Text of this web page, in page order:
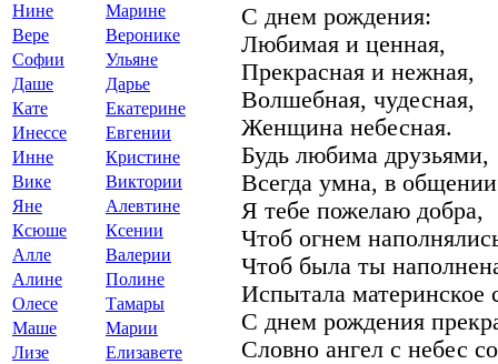
Нине
Марине
Вере
Веронике
Софии
Ульяне
Даше
Дарье
Кате
Екатерине
Инессе
Евгении
Инне
Кристине
Вике
Виктории
Яне
Алевтине
Ксюше
Ксении
Алле
Валерии
Алине
Полине
Олесе
Тамары
Маше
Марии
Лизе
Елизавете
С днем рождения:
Любимая и ценная,
Прекрасная и нежная,
Волшебная, чудесная,
Женщина небесная.
Будь любима друзьями,
Всегда умна, в
Я тебе пожелаю добра,
Чтоб огнем
Чтоб была ты
Испытала материнское
С днем рождения
Словно ангел с небес